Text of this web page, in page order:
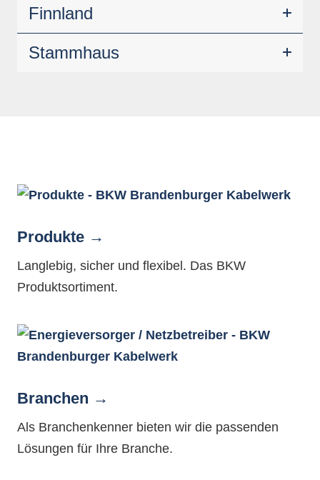
Finnland
Stammhaus
Produkte
Langlebig, sicher und flexibel. Das BKW
Produktsortiment.
Branchen
Als Branchenkenner bieten wir die passenden
Lösungen für Ihre Branche.